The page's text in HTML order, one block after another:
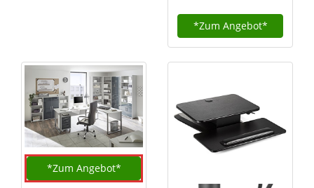
*Zum Angebot*
*Zum Angebot*